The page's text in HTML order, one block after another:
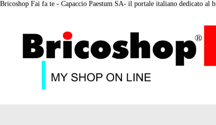
Bricoshop Fai fa te - Capaccio Paestum SA- il portale italiano dedicato al